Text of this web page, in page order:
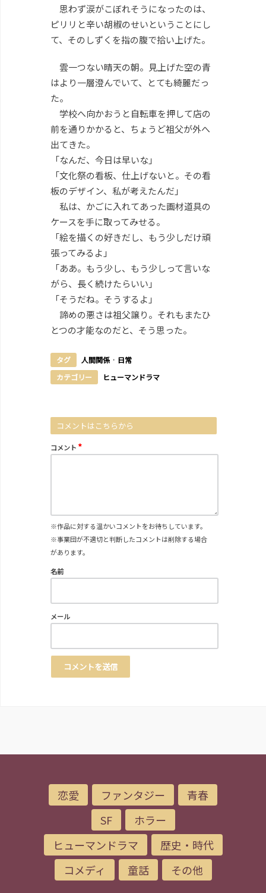
思わず涙がこぼれそうになったのは、
ピリリと辛い胡椒のせいということにし
て、そのしずくを指の腹で拾い上げた。
雲一つない晴天の朝。見上げた空の青
はより一層澄んでいて、とても綺麗だっ
た。
学校へ向かおうと自転車を押して店の
前を通りかかると、ちょうど祖父が外へ
出てきた。
「なんだ、今日は早いな」
「文化祭の看板、仕上げないと。その看
板のデザイン、私が考えたんだ」
私は、かごに入れてあった画材道具の
ケースを手に取ってみせる。
「絵を描くの好きだし、もう少しだけ頑
張ってみるよ」
「ああ。もう少し、もう少しって言いな
がら、長く続けたらいい」
「そうだね。そうするよ」
諦めの悪さは祖父譲り。それもまたひ
とつの才能なのだと、そう思った。
タグ 人間関係· 日常
カテゴリー
ヒューマンドラマ
コメントはこちらから
コメント *
※作品に対する温かいコメントをお待ちしています。
※事業団が不適切と判断したコメントは削除する場合
があります。
名前
メール
恋愛 ファンタジー
青春
SF
ホラー
ヒューマンドラマ
歴史・時代
コメディ
童話 その他